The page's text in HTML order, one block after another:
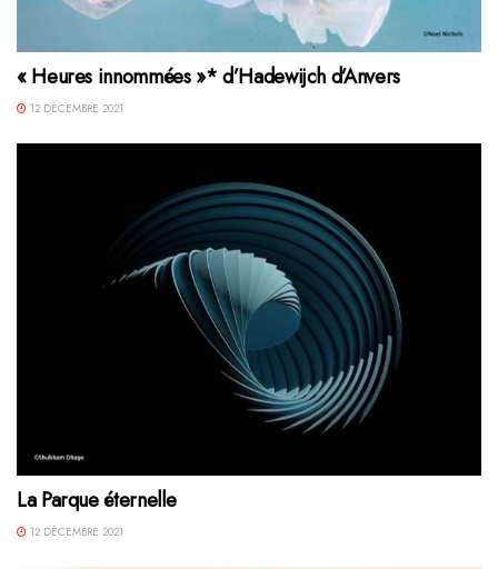
« Heures innommées »* d’Hadewijch d’Anvers
12 DÉCEMBRE 2021
La Parque éternelle
12 DÉCEMBRE 2021